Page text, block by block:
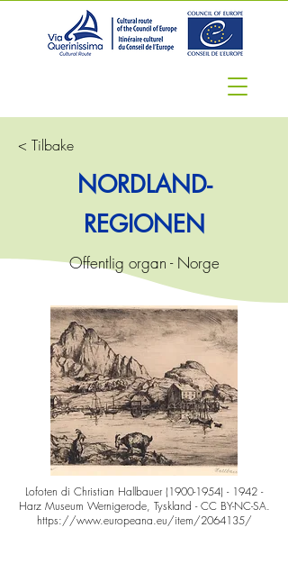
< Tilbake
NORDLAND-
REGIONEN
Offentlig organ - Norge
Lofoten di Christian Hallbauer (1900-1954) - 1942 -
Harz Museum Wernigerode, Tyskland - CC BY-NC-SA.
https://www.europeana.eu/item/2064135/